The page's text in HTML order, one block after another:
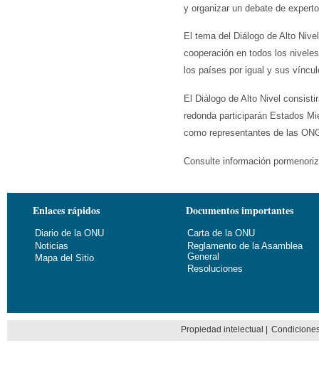
y organizar un debate de
El tema del Diálogo de Alto
cooperación en todos los
los países por igual y sus
El Diálogo de Alto Nivel
redonda participarán Estados
como representantes de las
Consulte información
Enlaces rápidos
Diario de la ONU
Noticias
Mapa del Sitio
Documentos importantes
Carta de la ONU
Reglamento de la Asamblea
General
Resoluciones
Propiedad intelectual |